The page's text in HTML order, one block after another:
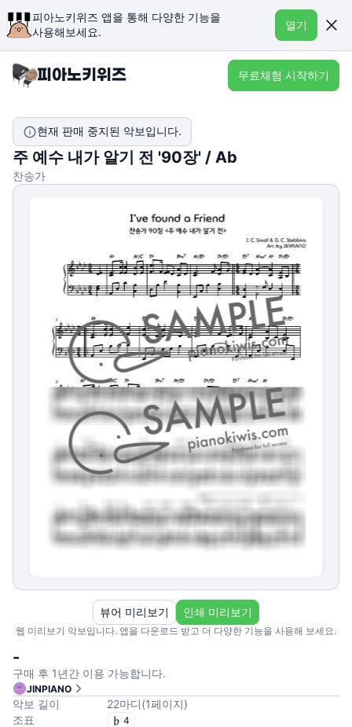
피아노키위즈 앱을 통해 다양한 기능을
사용해보세요.
열기
무료체험 시작하기
현재 판매 중지된 악보입니다.
주 예수 내가 알기 전 '90장' / Ab
찬송가
웹 미리보기 악보입니다. 앱을 다운로드 받고 더 다양한 기능을 사용해 보세요.
뷰어 미리보기 인쇄 미리보기
-
구매 후 1년간 이용 가능합니다.
JINPIANO
악보 길이 22마디(1페이지)
조표
4